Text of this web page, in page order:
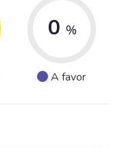
0 %
A favor